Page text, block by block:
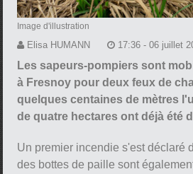
Image d'illustration
Elisa HUMANN 17:36 - 06 juillet
Les sapeurs-pompiers sont
à Fresnoy pour deux feux de
quelques centaines de mètres
de quatre hectares ont déjà été
Un premier incendie s'est déclaré
des bottes de paille sont